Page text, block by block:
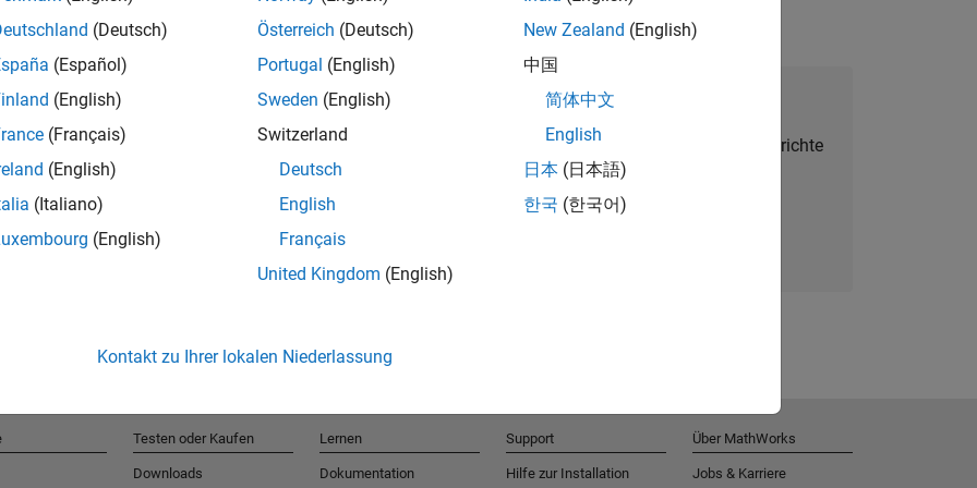
Talent Network beitreten
Erhalten Sie personalisierte Stellenangebote, Berichte
und Unternehmensneuigkeiten.
(Deutsch)
(Español)
(English)
(Français)
(English)
(Italiano)
(English)
Österreich (Deutsch)
Portugal (English)
Sweden (English)
Switzerland
Deutsch
English
Français
United Kingdom (English)
New Zealand (English)
中国
简体中文
English
日本 (日本語)
한국 (한국어)
Kontakt zu Ihrer lokalen Niederlassung
Testen oder Kaufen
Downloads
Lernen
Dokumentation
Support
Hilfe zur Installation
Über MathWorks
Jobs & Karriere